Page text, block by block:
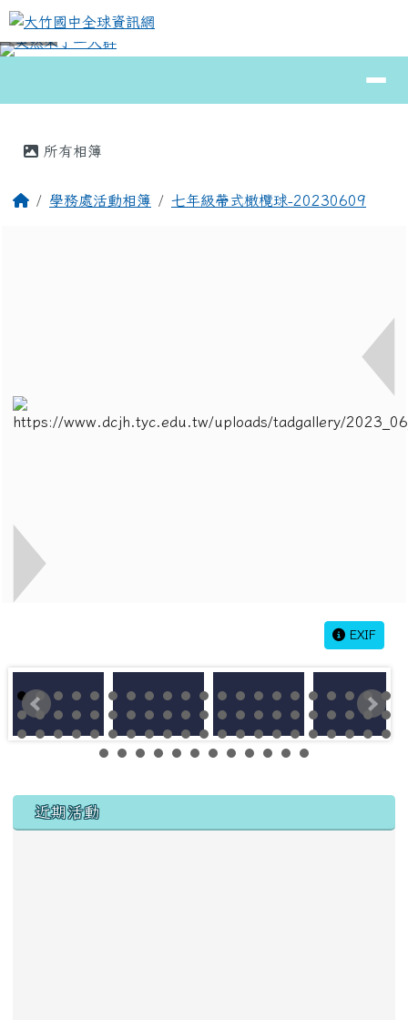
跳至主內容區
大竹國中全球資訊網
⏸
所有相簿
回首頁學務處活動相簿 七年級帶式橄欖球-20230609
EXIF
左邊區域內容
近期活動